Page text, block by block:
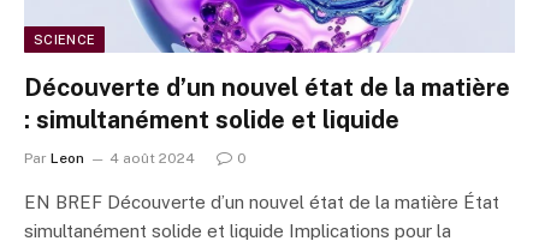
SCIENCE
Découverte d’un nouvel état de la matière
: simultanément solide et liquide
Par Leon 4 août 2024 0
EN BREF Découverte d’un nouvel état de la matière État
simultanément solide et liquide Implications pour la